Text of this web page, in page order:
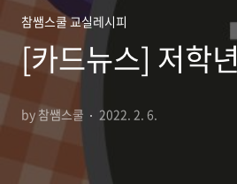
참쌤스쿨 교실레시피
[카드뉴스] 저학
by 참쌤스쿨 2022. 2. 6.